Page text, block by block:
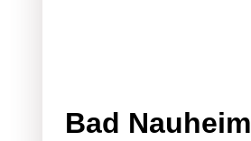
Bad Nauheim